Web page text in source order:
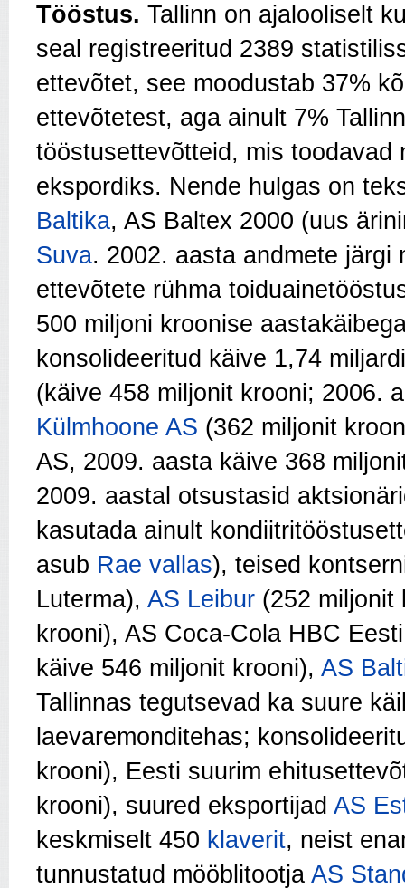
Tööstus. Tallinn on ajalooliselt
seal registreeritud 2389
ettevõtet, see moodustab 37%
ettevõtetest, aga ainult 7%
tööstusettevõtteid, mis toodavad
ekspordiks. Nende hulgas on
Baltika, AS Baltex 2000 (uus
Suva. 2002. aasta andmete järgi
ettevõtete rühma
500 miljoni kroonise
konsolideeritud käive 1,74
(käive 458 miljonit krooni; 2006.
Külmhoone AS (362 miljonit
AS, 2009. aasta käive 368
2009. aastal otsustasid
kasutada ainult
asub Rae vallas), teised
Luterma), AS Leibur (252 miljonit
krooni), AS Coca-Cola HBC
käive 546 miljonit krooni), AS
Tallinnas tegutsevad ka suure
laevaremonditehas;
krooni), Eesti suurim
krooni), suured eksportijad AS
keskmiselt 450 klaverit, neist
tunnustatud mööblitootja AS